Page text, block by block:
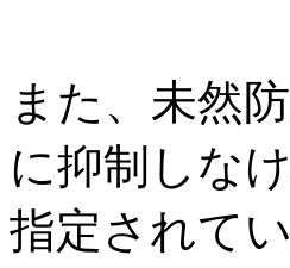
また、未然
に抑制しな
指定されて